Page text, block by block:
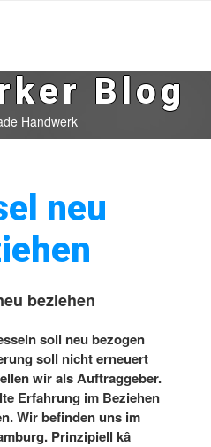
Blog
Handwerk
neu
beziehen
soll neu bezogen
soll nicht erneuert
wir als Auftraggeber.
Erfahrung im Beziehen
Wir befinden uns im
Prinzipiell kâ